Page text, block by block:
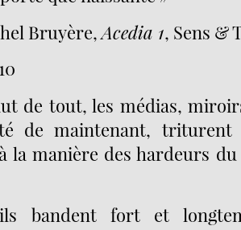
Bruyère,Acedia 1, Sens &
de tout, les médias,
de maintenant,
la manière des hardeurs
bandent fort et